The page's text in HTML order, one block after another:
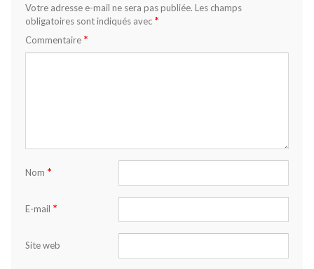
Votre adresse e-mail ne sera pas publiée. Les champs
obligatoires sont indiqués avec *
Commentaire *
Nom *
E-mail *
Site web